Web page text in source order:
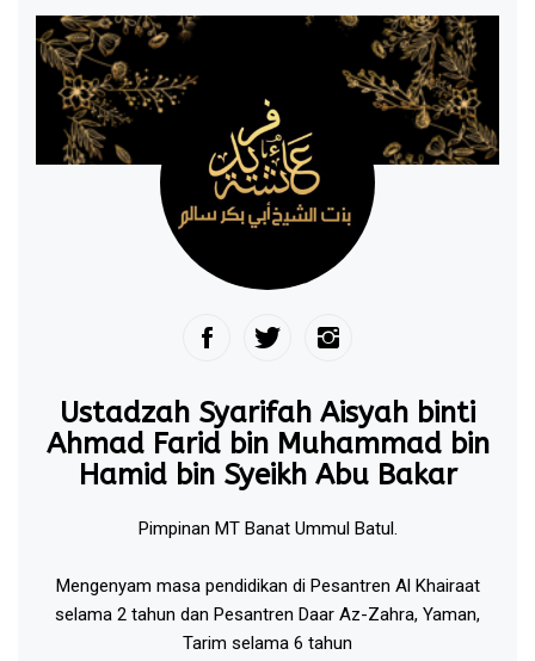
Ustadzah Syarifah Aisyah binti
Ahmad Farid bin Muhammad bin
Hamid bin Syeikh Abu Bakar
Pimpinan MT Banat Ummul Batul.
Mengenyam masa pendidikan di Pesantren Al Khairaat
selama 2 tahun dan Pesantren Daar Az-Zahra, Yaman,
Tarim selama 6 tahun